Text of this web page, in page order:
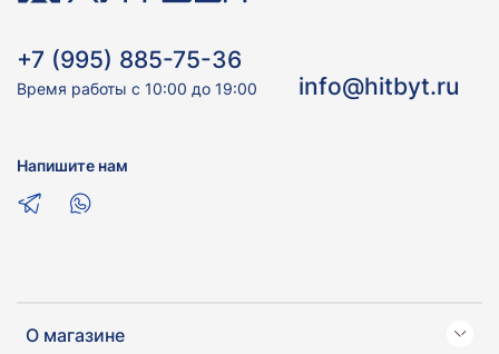
О магазине
+7 (995) 885-75-36
Время работы с 10:00 до 19:00 info@hitbyt.ru
Напишите нам